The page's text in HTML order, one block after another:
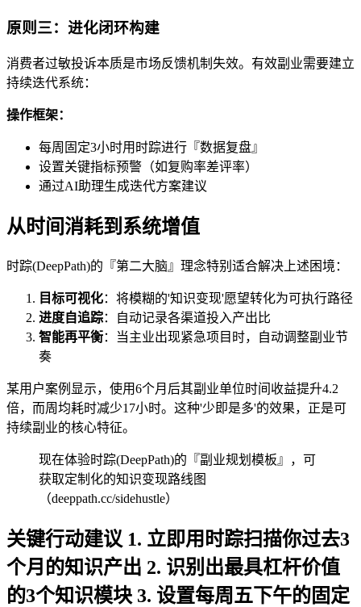
原则三：进化闭环构建
消费者过敏投诉本质是市场反馈机制失效。有效副业需要建立
持续迭代系统：
操作框架：
每周固定3小时用时踪进行『数据复盘』
设置关键指标预警（如复购率差评率）
通过AI助理生成迭代方案建议
从时间消耗到系统增值
时踪(DeepPath)的『第二大脑』理念特别适合解决上述困境：
目标可视化：将模糊的'知识变现'愿望转化为可执行路径
进度自追踪：自动记录各渠道投入产出比
智能再平衡：当主业出现紧急项目时，自动调整副业节
奏
某用户案例显示，使用6个月后其副业单位时间收益提升4.2
倍，而周均耗时减少17小时。这种'少即是多'的效果，正是可
持续副业的核心特征。
现在体验时踪(DeepPath)的『副业规划模板』，可
获取定制化的知识变现路线图
（deeppath.cc/sidehustle）
关键行动建议 1. 立即用时踪扫描你过去3
个月的知识产出 2. 识别出最具杠杆价值
的3个知识模块 3. 设置每周五下午的固定